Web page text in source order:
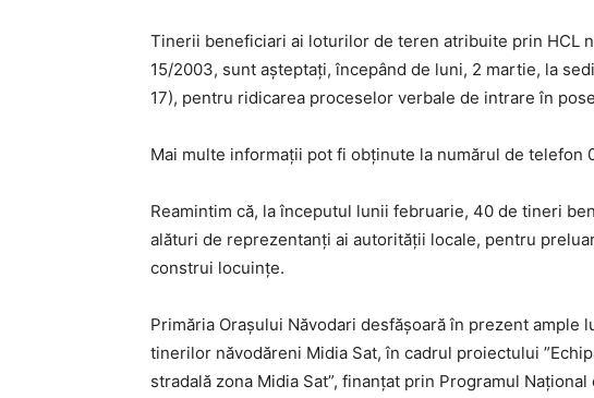
Tinerii beneficiari ai loturilor de teren atribuite prin HCL
15/2003, sunt așteptați, începând de luni, 2 martie, la
17), pentru ridicarea proceselor verbale de intrare în
Mai multe informații pot fi obținute la numărul de telefon
Reamintim că, la începutul lunii februarie, 40 de tineri
alături de reprezentanți ai autorității locale, pentru
construi locuințe.
Primăria Orașului Năvodari desfășoară în prezent
tinerilor năvodăreni Midia Sat, în cadrul proiectului
stradală zona Midia Sat”, finanțat prin Programul